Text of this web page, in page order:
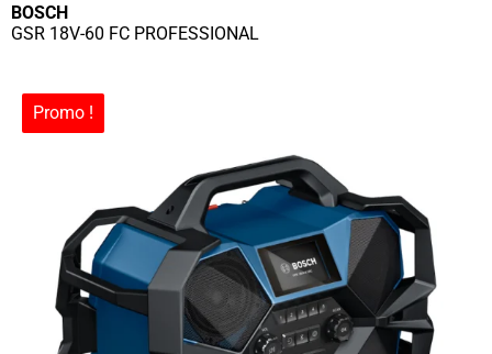
BOSCH
GSR 18V-60 FC PROFESSIONAL
Promo !